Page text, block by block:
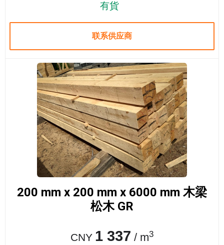
有貨
联系供应商
200 mm x 200 mm x 6000 mm 木梁
松木 GR
CNY 1 337 / m3